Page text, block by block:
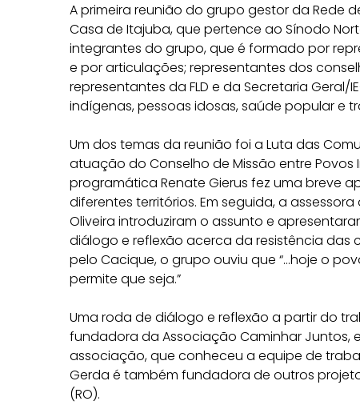
A primeira reunião do grupo gestor da Rede
Casa de Itajuba, que pertence ao Sínodo
integrantes do grupo, que é formado por
e por articulações; representantes dos
representantes da FLD e da Secretaria
indígenas, pessoas idosas, saúde popular e
Um dos temas da reunião foi a Luta das
atuação do Conselho de Missão entre
programática Renate Gierus fez uma breve
diferentes territórios. Em seguida, a
Oliveira introduziram o assunto e
diálogo e reflexão acerca da resistência das
pelo Cacique, o grupo ouviu que “…hoje o
permite que seja.”
Uma roda de diálogo e reflexão a partir do
fundadora da Associação Caminhar Juntos,
associação, que conheceu a equipe de
Gerda é também fundadora de outros
(RO).